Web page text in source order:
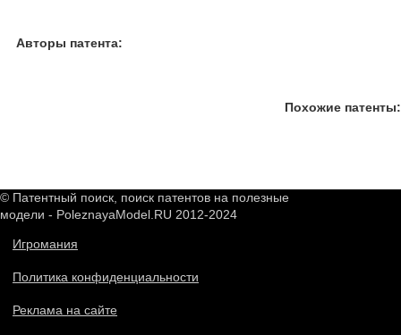
Авторы патента:
Похожие патенты:
© Патентный поиск, поиск патентов на полезные
модели - PoleznayaModel.RU 2012-2024
Игромания
Политика конфиденциальности
Реклама на сайте